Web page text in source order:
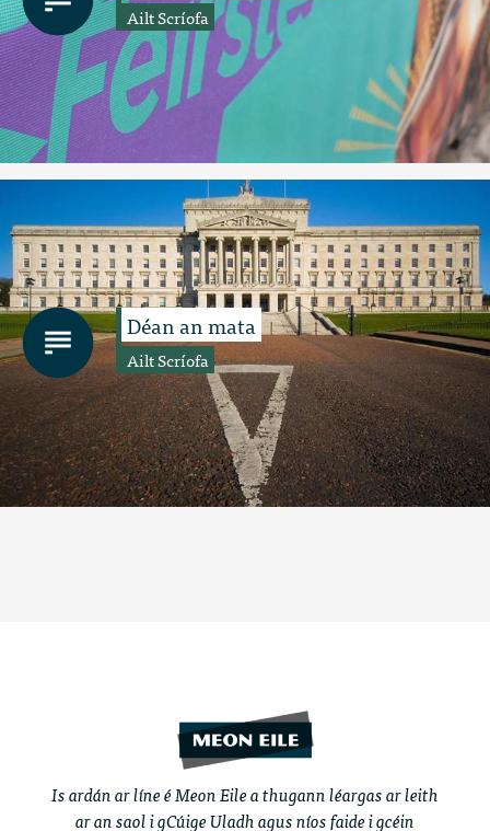
Ailt Scríofa
Déan an mata
Ailt Scríofa
Is ardán ar líne é Meon Eile a thugann léargas ar leith
ar an saol i gCúige Uladh agus níos faide i gcéin